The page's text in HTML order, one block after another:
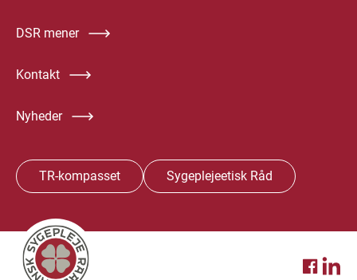
DSR mener
Kontakt
Nyheder
TR-kompasset Sygeplejeetisk Råd